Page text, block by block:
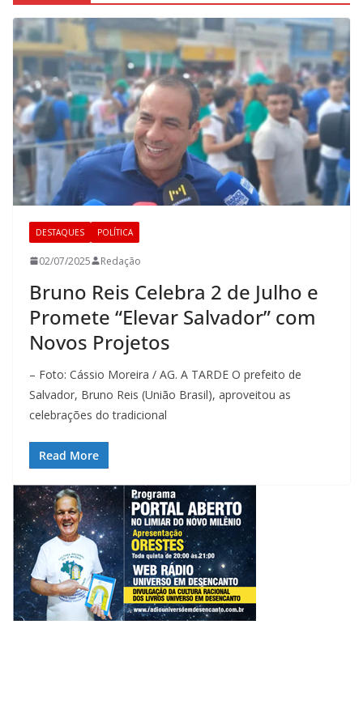
DESTAQUES POLÍTICA
02/07/2025 Redação
Bruno Reis Celebra 2 de Julho e
Promete “Elevar Salvador” com
Novos Projetos
– Foto: Cássio Moreira / AG. A TARDE O prefeito de
Salvador, Bruno Reis (União Brasil), aproveitou as
celebrações do tradicional
Read More